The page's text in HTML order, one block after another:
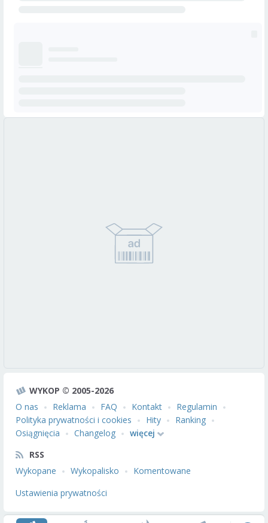
WYKOP © 2005-2026
O nas
Reklama FAQ Kontakt
Regulamin
Polityka prywatności i cookies
Hity
Ranking
Osiągnięcia
Changelog
więcej
RSS
Wykopane
Wykopalisko
Komentowane
Ustawienia prywatności